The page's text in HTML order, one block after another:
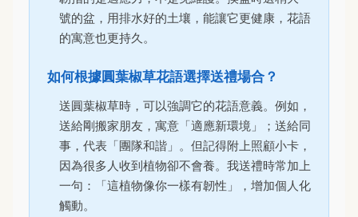
號的盆，用排水好的土壤，能讓它更健康，花語
的寓意也更持久。
如何根據圓葉椒草花語選擇送禮場合？
送圓葉椒草時，可以強調它的花語意義。例如，
送給剛搬家朋友，寓意「適應新環境」；送給同
事，代表「團隊和諧」。但記得附上照顧小卡，
因為很多人收到植物卻不會養。我送禮時常加上
一句：「這植物像你一樣有韌性」，增加個人化
觸動。